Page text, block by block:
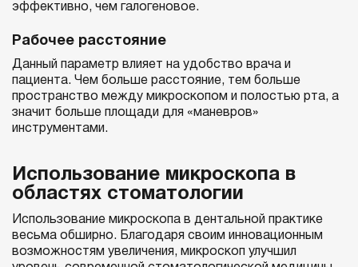
эффективно, чем галогеновое.
Рабочее расстояние
Данный параметр влияет на удобство врача и
пациента. Чем больше расстояние, тем больше
пространство между микроскопом и полостью рта, а
значит больше площади для «маневров»
инструментами.
Использование микроскопа в
областях стоматологии
Использование микроскопа в дентальной практике
весьма обширно. Благодаря своим инновационным
возможностям увеличения, микроскоп улучшил